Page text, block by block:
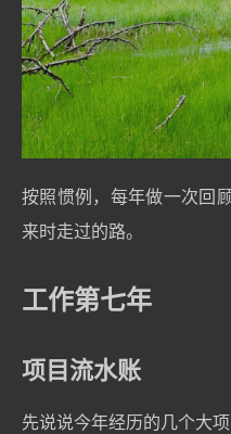
按照惯例，每年做一次回
来时走过的路。
工作第七年
项目流水账
先说说今年经历的几个大项